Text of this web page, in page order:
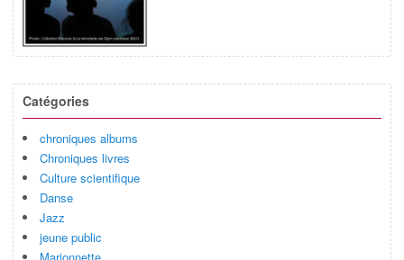
Catégories
chroniques albums
Chroniques livres
Culture scientifique
Danse
Jazz
jeune public